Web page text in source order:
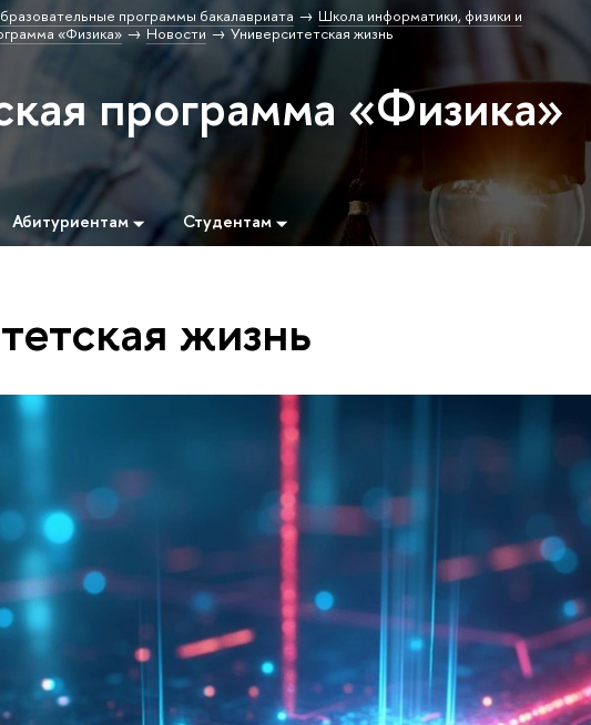
программы бакалавриата
Школа информатики, физики и
«Физика» Новости Университетская жизнь
программа «Физика»
Абитуриентам Студентам
жизнь